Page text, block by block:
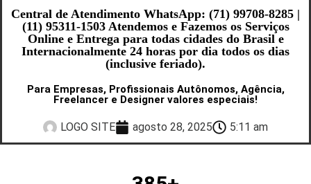
Central de Atendimento WhatsApp: (71) 99708-8285 |
(11) 95311-1503 Atendemos e Fazemos os Serviços
Online e Entrega para todas cidades do Brasil e
Internacionalmente 24 horas por dia todos os dias
(inclusive feriado).
Para Empresas, Profissionais Autônomos, Agência,
Freelancer e Designer valores especiais!
LOGO SITE agosto 28, 2025 5:11 am